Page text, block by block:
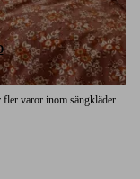
varor inom sängkläder